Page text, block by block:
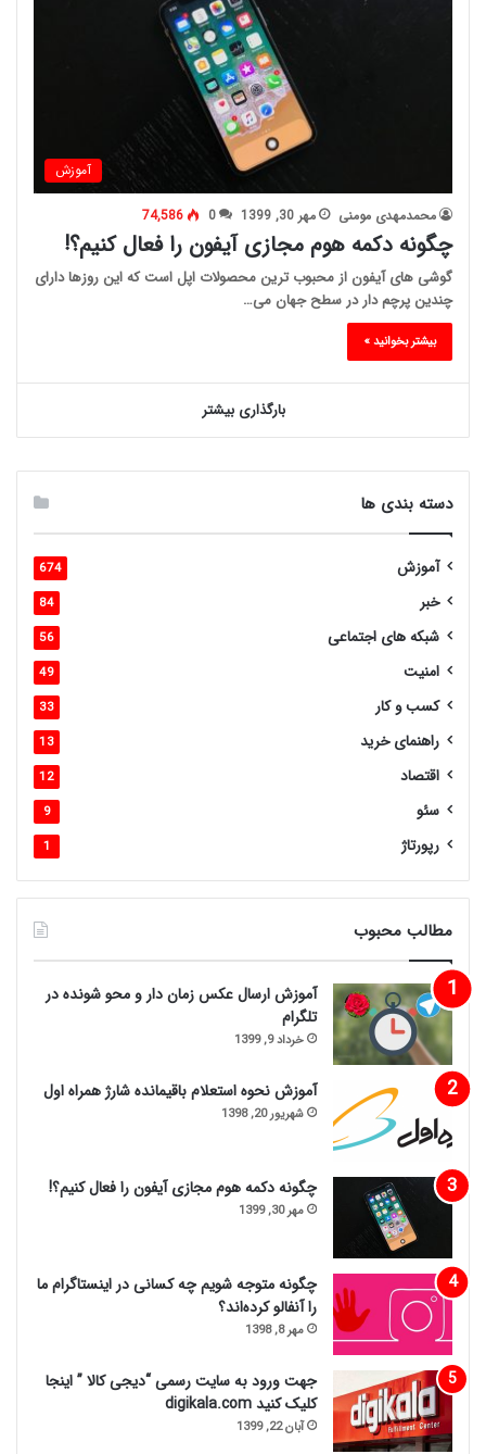
آموزش
محمدمهدی مومنی مهر 30, 1399 0
74,586
چگونه دکمه هوم مجازی آیفون را فعال کنیم؟!
گوشی های آیفون از محبوب ترین محصولات اپل است که این روزها دارای
چندین پرچم دار در سطح جهان می…
بیشتر بخوانید »
بارگذاری بیشتر
دسته بندی ها
آموزش 674
خبر 84
شبکه های اجتماعی 56
امنیت 49
کسب و کار 33
راهنمای خرید 13
اقتصاد 12
سئو 9
رپورتاژ 1
مطالب محبوب
آموزش ارسال عکس زمان دار و محو شونده در
تلگرام
خرداد 9, 1399
آموزش نحوه استعلام باقیمانده شارژ همراه اول
شهریور 20, 1398
چگونه دکمه هوم مجازی آیفون را فعال کنیم؟!
مهر 30, 1399
چگونه متوجه شویم چه کسانی در اینستاگرام ما
را آنفالو کرده‌اند؟
مهر 8, 1398
جهت ورود به سایت رسمی “دیجی کالا ” اینجا
کلیک کنید digikala.com
آبان 22, 1399